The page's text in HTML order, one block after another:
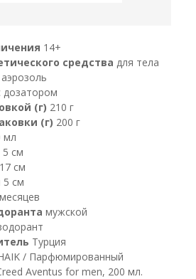
14+
средства для тела
аэрозоль
дозатором
(г) 210 г
(г) 200 г
мл
5 см
17 см
5 см
мужской
Турция
/ Парфюмированный
Aventus for men, 200 мл.